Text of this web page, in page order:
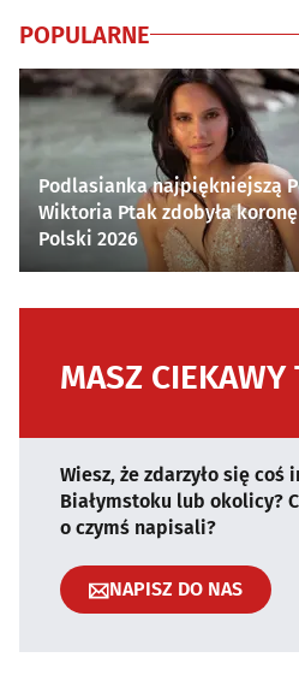
POPULARNE
Podlasianka najpiękniejszą
Wiktoria Ptak zdobyła
Polski 2026
MASZ CIEKAWY
Wiesz, że zdarzyło się coś
Białymstoku lub okolicy?
o czymś napisali?
NAPISZ DO NAS